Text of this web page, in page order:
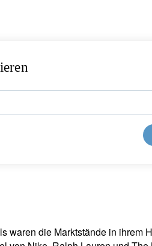
waren die Marktstände in ihrem